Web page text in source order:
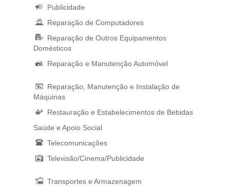
Publicidade
Reparação de Computadores
Reparação de Outros Equipamentos
Domésticos
Reparação e Manutenção Automóvel
Reparação, Manutenção e Instalação de
Máquinas
Restauração e Estabelecimentos de Bebidas
Saúde e Apoio Social
Telecomunicações
Televisão/Cinema/Publicidade
Transportes e Armazenagem